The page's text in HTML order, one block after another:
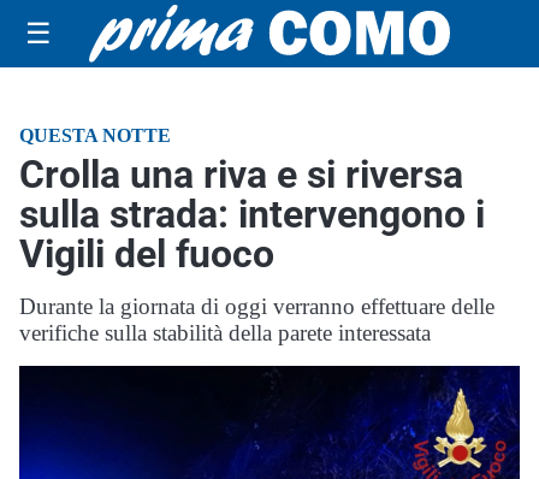
☰
QUESTA NOTTE
Crolla una riva e si riversa
sulla strada: intervengono i
Vigili del fuoco
Durante la giornata di oggi verranno effettuare delle
verifiche sulla stabilità della parete interessata